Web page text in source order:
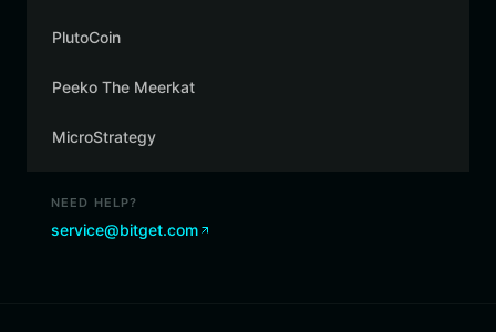
PlutoCoin
Peeko The Meerkat
MicroStrategy
NEED HELP?
service@bitget.com